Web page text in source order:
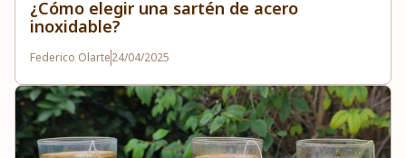
¿Cómo elegir una sartén de acero
inoxidable?
Federico Olarte24/04/2025